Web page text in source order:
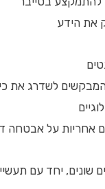
את הידע
לשדרג את
אחריות על אבטחה
שונים, יחד עם